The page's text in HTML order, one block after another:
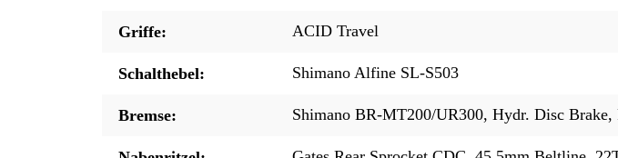
Griffe: ACID Travel
Schalthebel: Shimano Alfine SL-S503
Bremse: Shimano BR-MT200/UR300, Hydr. Disc